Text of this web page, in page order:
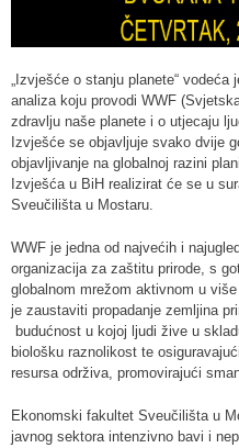
„Izvješće o stanju planete“
analiza koju provodi WWF
zdravlju naše planete i o utjecaju
Izvješće se objavljuje svako dvije
objavljivanje na globalnoj razini
Izvješća u BiH realizirat će se u
Sveučilišta u Mostaru.
WWF je jedna od najvećih i
organizacija za zaštitu prirode, s
globalnom mrežom aktivnom u
je zaustaviti propadanje zemljina
budućnost u kojoj ljudi žive u
biološku raznolikost te
resursa održiva, promovirajući
Ekonomski fakultet Sveučilišta u
javnog sektora intenzivno bavi i